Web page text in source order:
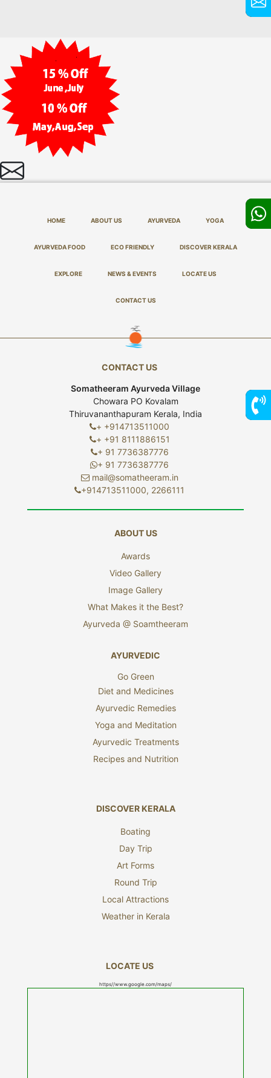
HOME ABOUT US AYURVEDA YOGA
AYURVEDA FOOD ECO FRIENDLY DISCOVER KERALA
EXPLORE NEWS & EVENTS LOCATE US
CONTACT US
CONTACT US
Somatheeram Ayurveda Village
Chowara PO Kovalam
Thiruvananthapuram Kerala, India
+ +914713511000
+ +91 8111886151
+ 91 7736387776
+ 91 7736387776
mail@somatheeram.in
+914713511000, 2266111
ABOUT US
Awards
Video Gallery
Image Gallery
What Makes it the Best?
Ayurveda @ Soamtheeram
AYURVEDIC
Go Green
Diet and Medicines
Ayurvedic Remedies
Yoga and Meditation
Ayurvedic Treatments
Recipes and Nutrition
DISCOVER KERALA
Boating
Day Trip
Art Forms
Round Trip
Local Attractions
Weather in Kerala
LOCATE US
https//www.google.com/maps/